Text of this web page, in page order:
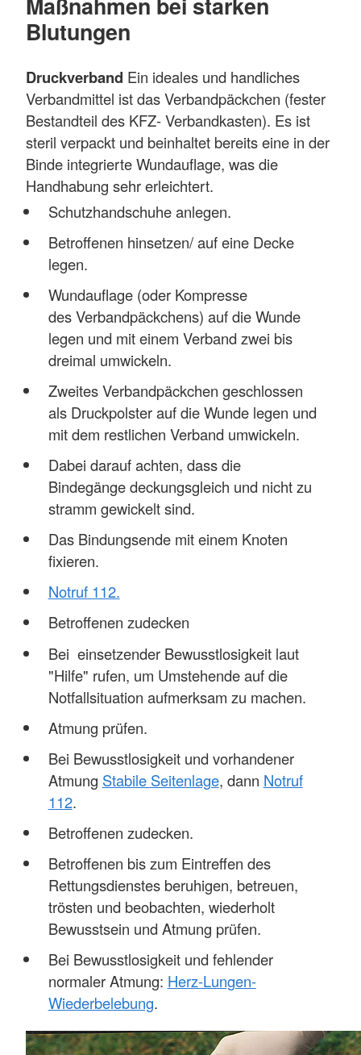
Blutungen
Druckverband Ein ideales und handliches
Verbandmittel ist das Verbandpäckchen (fester
Bestandteil des KFZ- Verbandkasten). Es ist
steril verpackt und beinhaltet bereits eine in der
Binde integrierte Wundauflage, was die
Handhabung sehr erleichtert.
Schutzhandschuhe anlegen.
Betroffenen hinsetzen/ auf eine Decke
legen.
Wundauflage (oder Kompresse
des Verbandpäckchens) auf die Wunde
legen und mit einem Verband zwei bis
dreimal umwickeln.
Zweites Verbandpäckchen geschlossen
als Druckpolster auf die Wunde legen und
mit dem restlichen Verband umwickeln.
Dabei darauf achten, dass die
Bindegänge deckungsgleich und nicht zu
stramm gewickelt sind.
Das Bindungsende mit einem Knoten
fixieren.
Notruf 112.
Betroffenen zudecken
Bei einsetzender Bewusstlosigkeit laut
"Hilfe" rufen, um Umstehende auf die
Notfallsituation aufmerksam zu machen.
Atmung prüfen.
Bei Bewusstlosigkeit und vorhandener
Atmung Stabile Seitenlage, dann Notruf
112.
Betroffenen zudecken.
Betroffenen bis zum Eintreffen des
Rettungsdienstes beruhigen, betreuen,
trösten und beobachten, wiederholt
Bewusstsein und Atmung prüfen.
Bei Bewusstlosigkeit und fehlender
normaler Atmung: Herz-Lungen-
Wiederbelebung.